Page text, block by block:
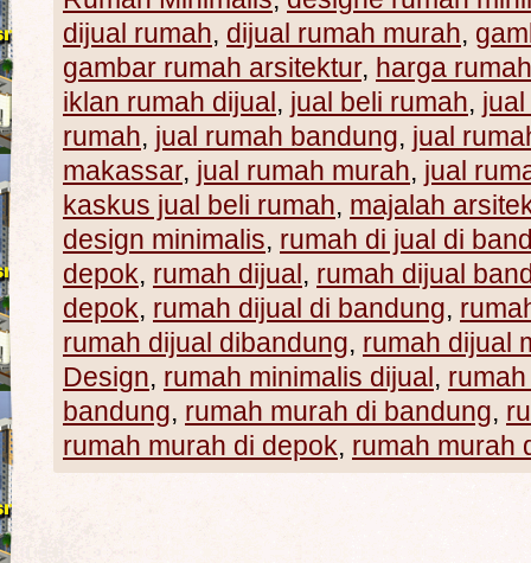
dijual rumah, dijual rumah murah,
gambar rumah arsitektur, harga
iklan rumah dijual, jual beli rumah,
rumah, jual rumah bandung, jual
makassar, jual rumah murah, jual
kaskus jual beli rumah, majalah
design minimalis, rumah di jual di
depok, rumah dijual, rumah dijual
depok, rumah dijual di bandung,
rumah dijual dibandung, rumah dijual
Design, rumah minimalis dijual,
bandung, rumah murah di bandung,
rumah murah di depok, rumah murah